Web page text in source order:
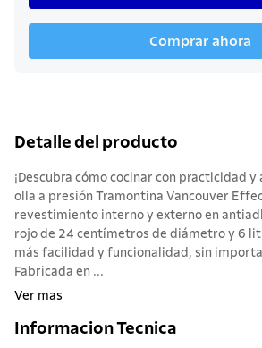
Comprar ahora
Detalle del producto
¡Descubra cómo cocinar con practicidad y
olla a presión Tramontina Vancouver
revestimiento interno y externo en
rojo de 24 centímetros de diámetro y 6
más facilidad y funcionalidad, sin
Fabricada en ...
Ver mas
Informacion Tecnica